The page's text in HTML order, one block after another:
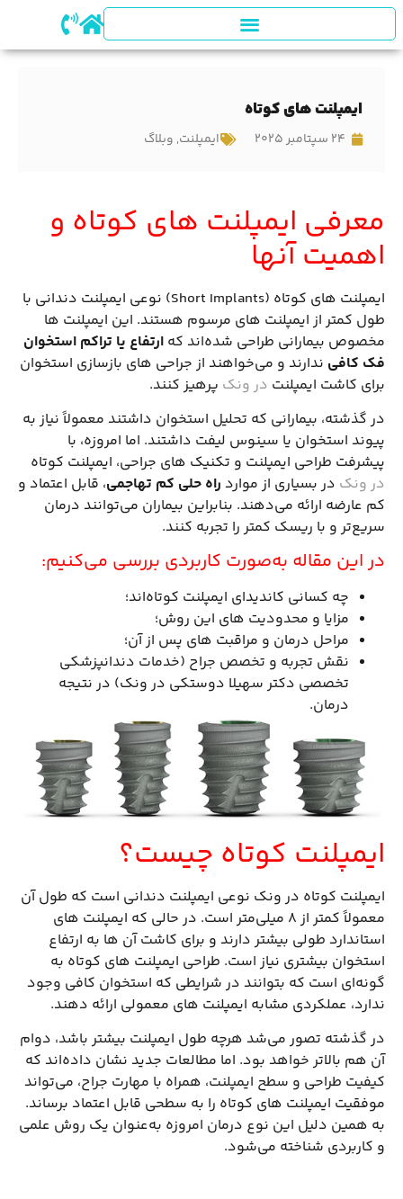
ایمپلنت های کوتاه
24 سپتامبر 2025 ایمپلنت, وبلاگ
معرفی ایمپلنت های کوتاه و
اهمیت آنها
ایمپلنت های کوتاه (Short Implants) نوعی ایمپلنت دندانی با
طول کمتر از ایمپلنت های مرسوم هستند. این ایمپلنت ها
مخصوص بیمارانی طراحی شده‌اند که ارتفاع یا تراکم استخوان
فک کافی ندارند و می‌خواهند از جراحی های بازسازی استخوان
برای کاشت ایمپلنت در ونک پرهیز کنند.
در گذشته، بیمارانی که تحلیل استخوان داشتند معمولاً نیاز به
پیوند استخوان یا سینوس لیفت داشتند. اما امروزه، با
پیشرفت طراحی ایمپلنت و تکنیک های جراحی، ایمپلنت کوتاه
در ونک در بسیاری از موارد راه حلی کم تهاجمی، قابل اعتماد و
کم عارضه ارائه می‌دهند. بنابراین بیماران می‌توانند درمان
سریع‌تر و با ریسک کمتر را تجربه کنند.
در این مقاله به‌صورت کاربردی بررسی می‌کنیم:
چه کسانی کاندیدای ایمپلنت کوتاه‌اند؛
مزایا و محدودیت های این روش؛
مراحل درمان و مراقبت های پس از آن؛
نقش تجربه و تخصص جراح (خدمات دندانپزشکی
تخصصی دکتر سهیلا دوستکی در ونک) در نتیجه
درمان.
ایمپلنت کوتاه چیست؟
ایمپلنت کوتاه در ونک نوعی ایمپلنت دندانی است که طول آن
معمولاً کمتر از ۸ میلی‌متر است. در حالی که ایمپلنت های
استاندارد طولی بیشتر دارند و برای کاشت آن ها به ارتفاع
استخوان بیشتری نیاز است. طراحی ایمپلنت های کوتاه به
گونه‌ای است که بتوانند در شرایطی که استخوان کافی وجود
ندارد، عملکردی مشابه ایمپلنت های معمولی ارائه دهند.
در گذشته تصور می‌شد هرچه طول ایمپلنت بیشتر باشد، دوام
آن هم بالاتر خواهد بود. اما مطالعات جدید نشان داده‌اند که
کیفیت طراحی و سطح ایمپلنت، همراه با مهارت جراح، می‌تواند
موفقیت ایمپلنت های کوتاه را به سطحی قابل اعتماد برساند.
به همین دلیل این نوع درمان امروزه به‌عنوان یک روش علمی
و کاربردی شناخته می‌شود.